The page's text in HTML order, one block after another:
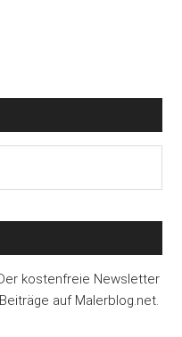
kostenfreie Newsletter
auf Malerblog.net.